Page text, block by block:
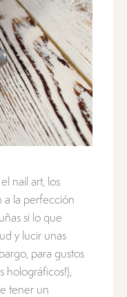
nail art, los
a la perfección
si lo que
y lucir unas
para gustos
holográficos!),
tener un